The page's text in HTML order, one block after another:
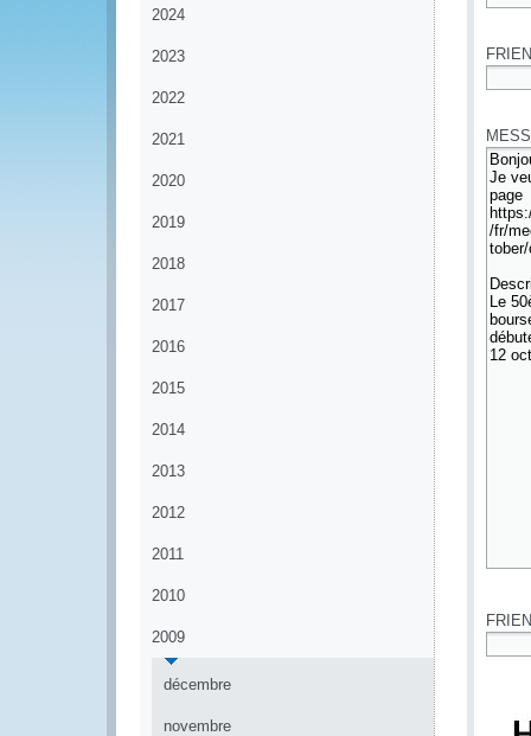
2024
2023
2022
2021
2020
2019
2018
2017
2016
2015
2014
2013
2012
2011
2010
2009
décembre
novembre